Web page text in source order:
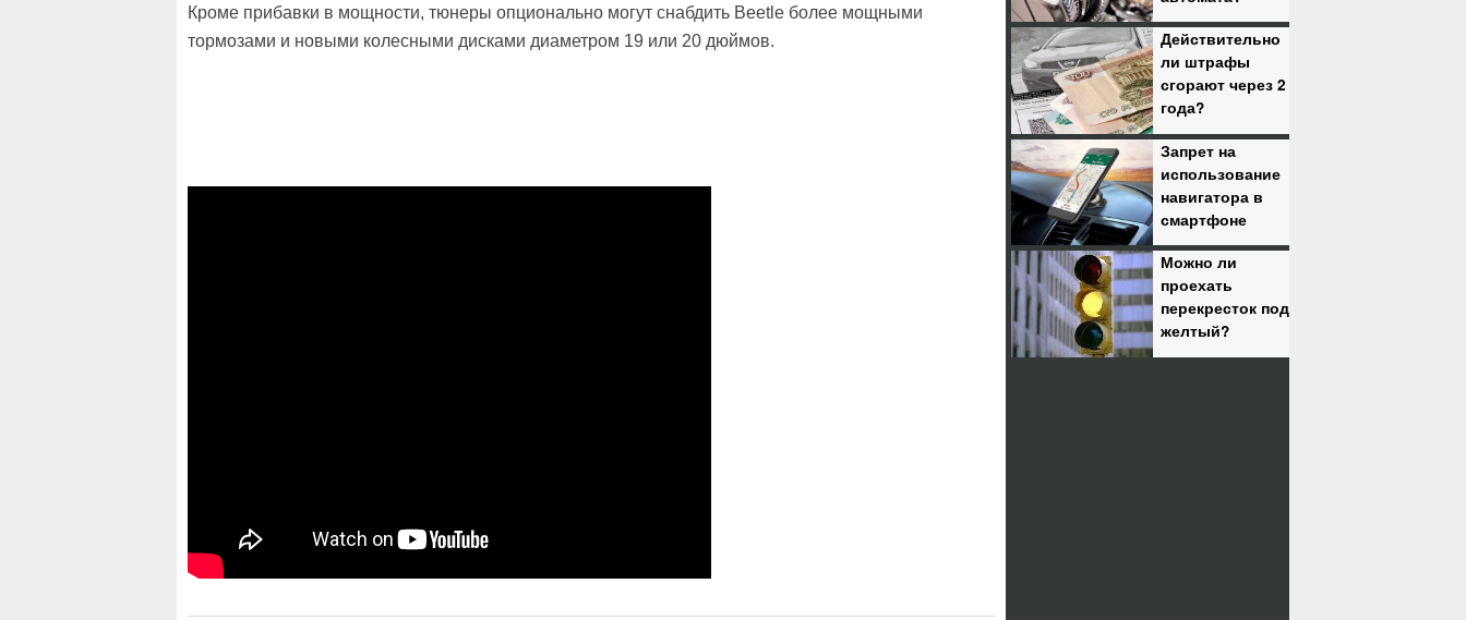
Кроме прибавки в мощности, тюнеры опционально могут снабдить Beetle более мощными
тормозами и новыми колесными дисками диаметром 19 или 20 дюймов.
Действительно
ли штрафы
сгорают через 2
года?
Запрет на
использование
навигатора в
смартфоне
Можно ли
проехать
перекресток под
желтый?